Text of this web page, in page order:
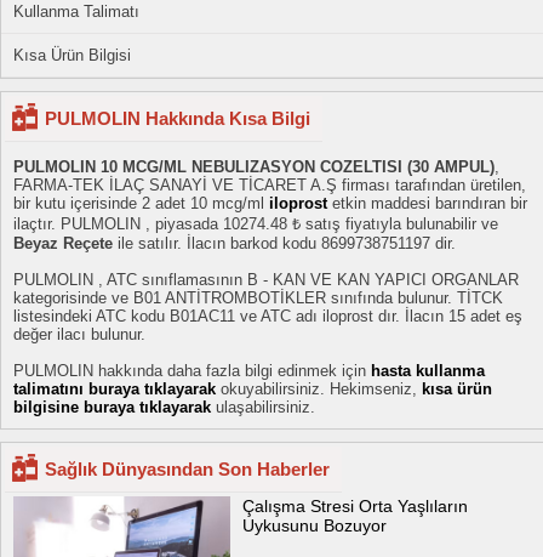
Kullanma Talimatı
Kısa Ürün Bilgisi
PULMOLIN Hakkında Kısa Bilgi
PULMOLIN 10 MCG/ML NEBULIZASYON COZELTISI (30 AMPUL),
FARMA-TEK İLAÇ SANAYİ VE TİCARET A.Ş firması tarafından üretilen,
bir kutu içerisinde 2 adet 10 mcg/ml iloprostetkin maddesi barındıran bir
ilaçtır. PULMOLIN , piyasada 10274.48 ₺ satış fiyatıyla bulunabilir ve
Beyaz Reçete ile satılır. İlacın barkod kodu 8699738751197 dir.
PULMOLIN , ATC sınıflamasının B - KAN VE KAN YAPICI ORGANLAR
kategorisinde ve B01 ANTİTROMBOTİKLER sınıfında bulunur. TİTCK
listesindeki ATC kodu B01AC11 ve ATC adı iloprost dır. İlacın 15 adet eş
değer ilacı bulunur.
PULMOLIN hakkında daha fazla bilgi edinmek için hasta kullanma
talimatını buraya tıklayarak okuyabilirsiniz. Hekimseniz, kısa ürün
bilgisine buraya tıklayarak ulaşabilirsiniz.
Sağlık Dünyasından Son Haberler
Çalışma Stresi Orta Yaşlıların
Uykusunu Bozuyor